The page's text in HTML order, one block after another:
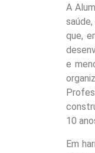
A
que,
e
10
Em